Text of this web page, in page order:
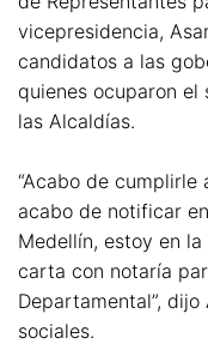
vicepresidencia,
candidatos a las
quienes ocuparon
las Alcaldías.
“Acabo de cumplirle
acabo de notificar
Medellín, estoy en
carta con notaría
Departamental”,
sociales.